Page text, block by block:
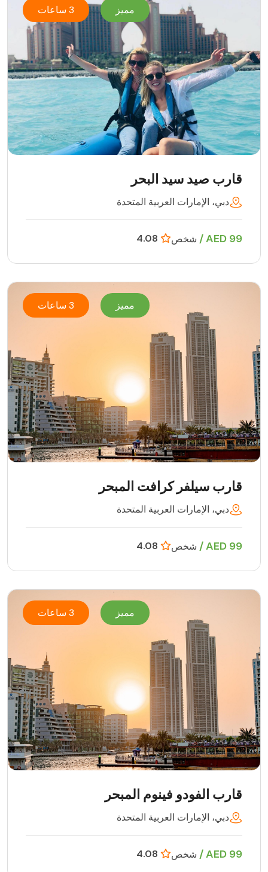
مميز 3 ساعات
قارب صيد سيد البحر
دبي، الإمارات العربية المتحدة
99 AED / شخص
مميز 3 ساعات
قارب سيلفر كرافت المبحر
دبي، الإمارات العربية المتحدة
99 AED / شخص
مميز 3 ساعات
قارب الفودو فينوم المبحر
دبي، الإمارات العربية المتحدة
99 AED / شخص